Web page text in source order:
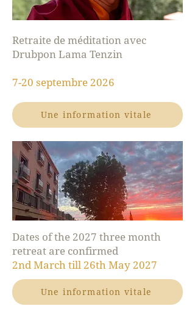
Retraite de méditation avec
Drubpon Lama Tenzin
7-20 septembre 2026
Une information vitale
Dates of the 2027 three month
retreat are confirmed
2nd March till 26th May 2027
Une information vitale